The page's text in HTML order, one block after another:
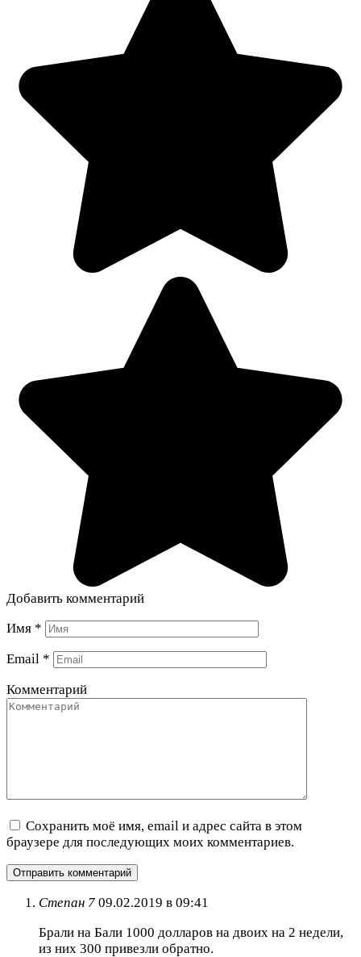
Добавить комментарий
Имя *
Email *
Комментарий
Сохранить моё имя, email и адрес сайта в этом
браузере для последующих моих комментариев.
Степан 7 09.02.2019 в 09:41
Брали на Бали 1000 долларов на двоих на 2 недели,
из них 300 привезли обратно.